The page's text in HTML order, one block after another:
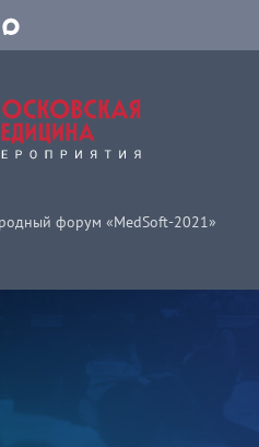
форум «MedSoft-2021»